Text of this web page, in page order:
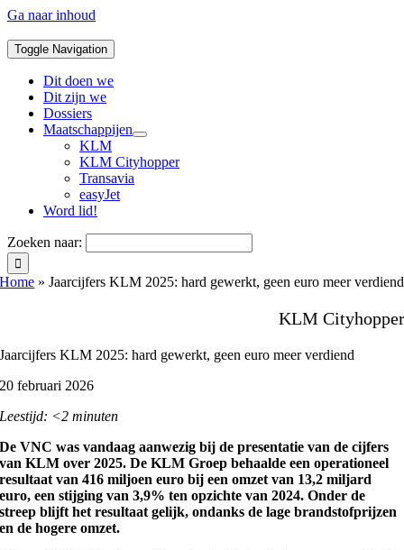
Ga naar inhoud
Toggle Navigation
Dit doen we
Dit zijn we
Dossiers
Maatschappijen
KLM
KLM Cityhopper
Transavia
easyJet
Word lid!
Zoeken naar:
Home »Jaarcijfers KLM 2025: hard gewerkt, geen euro meer verdiend
KLM Cityhopper
Jaarcijfers KLM 2025: hard gewerkt, geen euro meer verdiend
20 februari 2026
Leestijd: <2 minuten
De VNC was vandaag aanwezig bij de presentatie van de cijfers
van KLM over 2025. De KLM Groep behaalde een operationeel
resultaat van 416 miljoen euro bij een omzet van 13,2 miljard
euro, een stijging van 3,9% ten opzichte van 2024. Onder de
streep blijft het resultaat gelijk, ondanks de lage brandstofprijzen
en de hogere omzet.